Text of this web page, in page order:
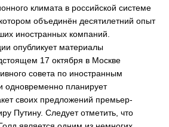
климата в российской системе
объединён десятилетний опыт
иностранных компаний.
опубликует материалы
17 октября в Москве
совета по иностранным
одновременно планирует
своих предложений премьер-
Путину. Следует отметить, что